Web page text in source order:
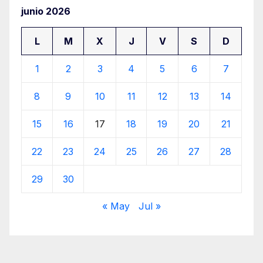
junio 2026
L M X J V S D
1 2 3 4 5 6 7
8 9 10 11 12 13 14
15 16 17 18 19 20 21
22 23 24 25 26 27 28
29 30
« May Jul »